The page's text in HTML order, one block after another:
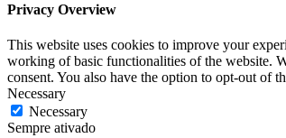
Privacy Overview
This website uses cookies to improve your
working of basic functionalities of the website.
consent. You also have the option to opt-out of
Necessary
Necessary
Sempre ativado